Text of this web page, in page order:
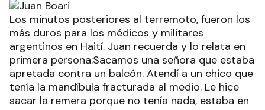
Los minutos posteriores al terremoto, fueron los
más duros para los médicos y militares
argentinos en Haití. Juan recuerda y lo relata en
primera persona:Sacamos una señora que estaba
apretada contra un balcón. Atendí a un chico que
tenía la mandíbula fracturada al medio. Le hice
sacar la remera porque no tenía nada, estaba en